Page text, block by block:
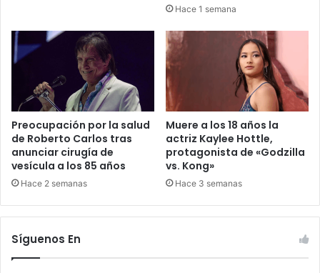
Hace 1 semana
Preocupación por la salud
de Roberto Carlos tras
anunciar cirugía de
vesícula a los 85 años
Hace 2 semanas
Muere a los 18 años la
actriz Kaylee Hottle,
protagonista de «Godzilla
vs. Kong»
Hace 3 semanas
Síguenos En